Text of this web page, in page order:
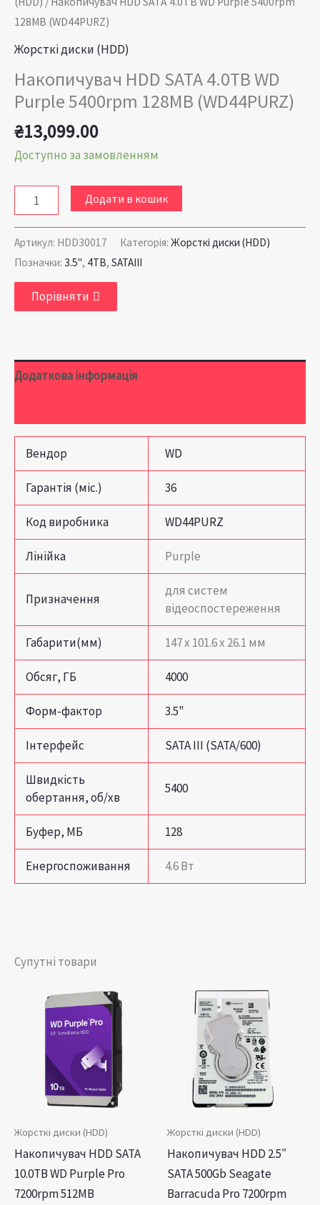
128MB (WD44PURZ)
Жорсткі диски (HDD)
Накопичувач HDD SATA 4.0TB WD
Purple 5400rpm 128MB (WD44PURZ)
₴13,099.00
Доступно за замовленням
Додати в кошик
Артикул: HDD30017 Категорія: Жорсткі диски (HDD)
Позначки: 3.5", 4TB, SATAIII
Порівняти
Додаткова інформація
Вендор WD
Гарантія (міс.) 36
Код виробника WD44PURZ
Лінійка Purple
Призначення
для систем
відеоспостереження
Габарити(мм) 147 х 101.6 х 26.1 мм
Обсяг, ГБ 4000
Форм-фактор 3.5"
Інтерфейс SATA III (SATA/600)
Швидкість
обертання, об/хв
5400
Буфер, МБ 128
Енергоспоживання 4.6 Вт
Супутні товари
Жорсткі диски (HDD)
Накопичувач HDD SATA
10.0TB WD Purple Pro
7200rpm 512MB
Жорсткі диски (HDD)
Накопичувач HDD 2.5″
SATA 500Gb Seagate
Barracuda Pro 7200rpm